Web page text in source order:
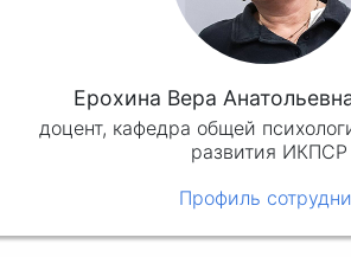
Ерохина Вера
доцент, кафедра общей
развития ИКПСР
Профиль